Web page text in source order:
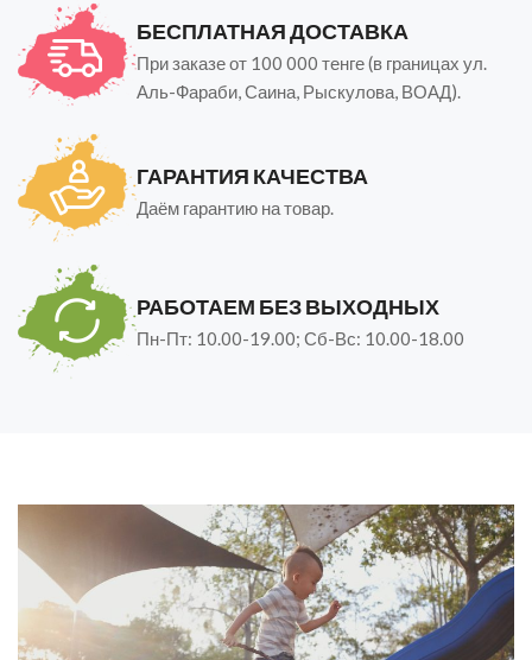
БЕСПЛАТНАЯ ДОСТАВКА
При заказе от 100 000 тенге (в границах ул.
Аль-Фараби, Саина, Рыскулова, ВОАД).
ГАРАНТИЯ КАЧЕСТВА
Даём гарантию на товар.
РАБОТАЕМ БЕЗ ВЫХОДНЫХ
Пн-Пт: 10.00-19.00; Сб-Вс: 10.00-18.00